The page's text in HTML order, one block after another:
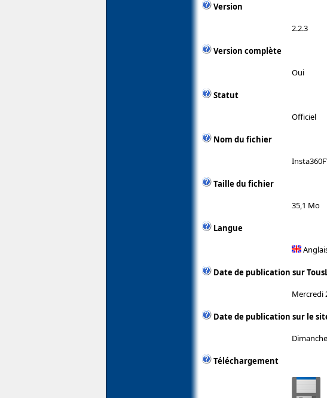
Version
2.2.3
Version complète
Oui
Statut
Officiel
Nom du fichier
Taille du fichier
35,1 Mo
Langue
Date de publication sur
Mercredi
Date de publication sur le
Téléchargement